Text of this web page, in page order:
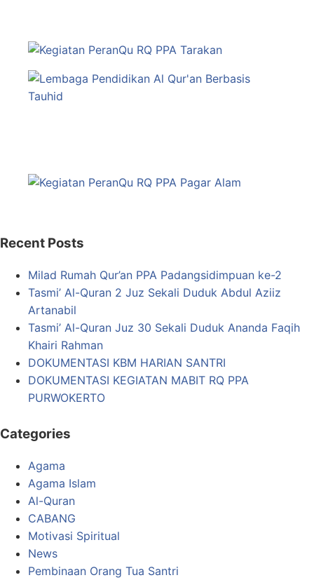
Recent Posts
Milad Rumah Qur’an PPA Padangsidimpuan ke-2
Tasmi’ Al-Quran 2 Juz Sekali Duduk Abdul Aziiz
Artanabil
Tasmi’ Al-Quran Juz 30 Sekali Duduk Ananda Faqih
Khairi Rahman
DOKUMENTASI KBM HARIAN SANTRI
DOKUMENTASI KEGIATAN MABIT RQ PPA
PURWOKERTO
Categories
Agama
Agama Islam
Al-Quran
CABANG
Motivasi Spiritual
News
Pembinaan Orang Tua Santri